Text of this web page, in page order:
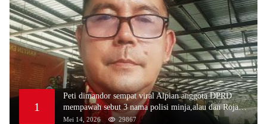
1
Peti dimandor sempat viral Alpian anggota DPRD
mempawah sebut 3 nama polisi minja,alau dan Rojali
sebagai bos peti,Bahkan ada alat berat excavator
Mei 14, 2026 29867